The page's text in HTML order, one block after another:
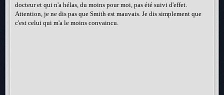
docteur et qui n'a hélas, du moins pour moi, pas été suivi d'effet.
Attention, je ne dis pas que Smith est mauvais. Je dis simplement que
c'est celui qui m'a le moins convaincu.